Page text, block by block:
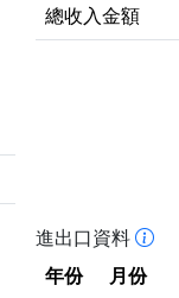
總收入金額
進出口資料
年份
月份